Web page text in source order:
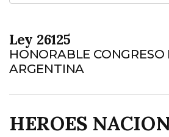
Ley 26125
HONORABLE
ARGENTINA
HEROES